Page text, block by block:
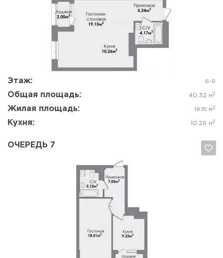
Этаж: 6-9
Общая площадь: 40.32 м 2
Жилая площадь: 19.15 м 2
Кухня: 10.26 м 2
Да, удалить Отмена
ОЧЕРЕДЬ 7